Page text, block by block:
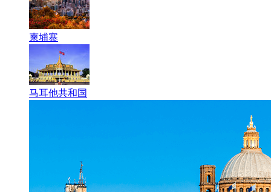
柬埔寨
马耳他共和国